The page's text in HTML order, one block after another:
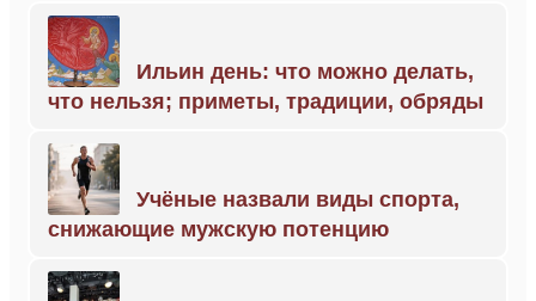
Ильин день: что можно делать,
что нельзя; приметы, традиции, обряды
Учёные назвали виды спорта,
снижающие мужскую потенцию